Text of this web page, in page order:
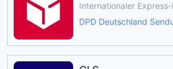
Internationaler
DPD Deutschland